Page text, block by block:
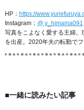
HP： https://
Instagram： @ y_himama091
写真をこよなく愛する主婦
を出産。2020年夫の転勤でフ
■一緒に読みたい記事